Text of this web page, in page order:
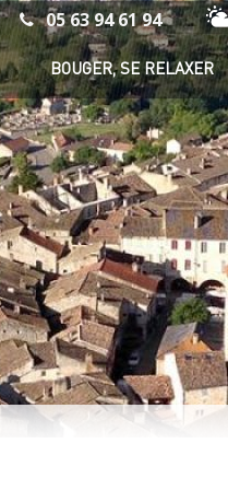
05 63 94 61 94
BOUGER, SE RELAXER